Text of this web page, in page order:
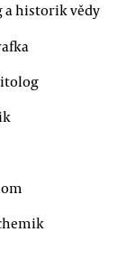
a historik vědy